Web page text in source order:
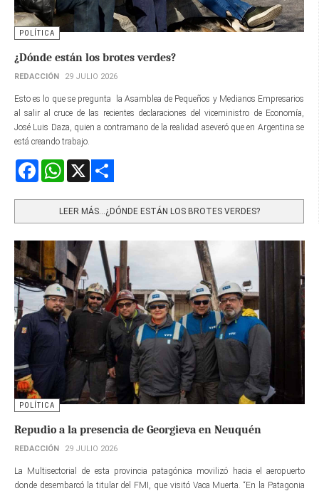
POLÍTICA
¿Dónde están los brotes verdes?
REDACCIÓN 29 JULIO 2026
Esto es lo que se pregunta la Asamblea de Pequeños y Medianos Empresarios
al salir al cruce de las recientes declaraciones del viceministro de Economía,
José Luis Daza, quien a contramano de la realidad aseveró que en Argentina se
está creando trabajo.
FacebookWhatsApp
LEER MÁS…¿DÓNDE ESTÁN LOS BROTES VERDES?
POLÍTICA
Repudio a la presencia de Georgieva en Neuquén
REDACCIÓN 29 JULIO 2026
La Multisectorial de esta provincia patagónica movilizó hacia el aeropuerto
donde desembarcó la titular del FMI, que visitó Vaca Muerta. “En la Patagonia